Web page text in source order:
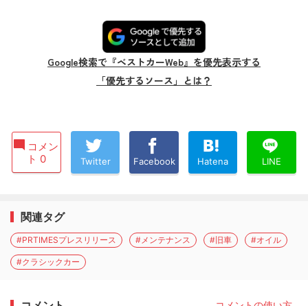
Google検索で『ベストカーWeb』を優先表示する
「優先するソース」とは？
コメン
ト 0
Twitter Facebook Hatena LINE
関連タグ
#PRTIMESプレスリリース #メンテナンス #旧車 #オイル
#クラシックカー